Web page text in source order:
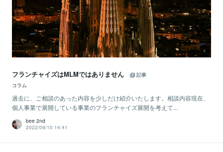
フランチャイズはMLMではありません
記事
コラム
過去に、ご相談のあった内容を少しだけ紹介いたします。相談内容現在、
個人事業で展開している事業のフランチャイズ展開を考えて...
bee 2nd
2022/09/10 14:41